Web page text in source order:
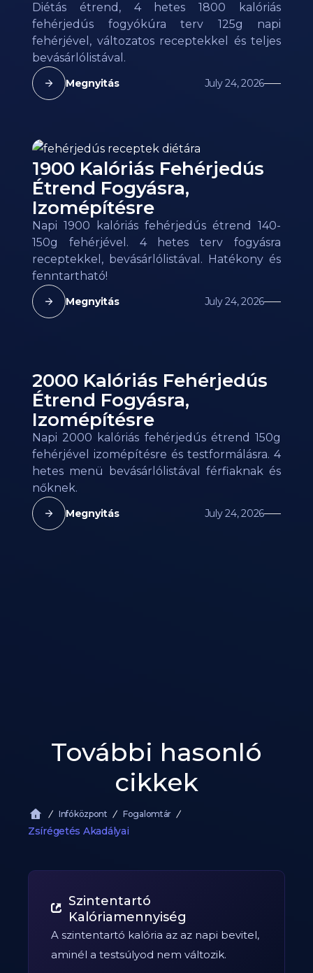
Diétás étrend, 4 hetes 1800 kalóriás
fehérjedús fogyókúra terv 125g napi
fehérjével, változatos receptekkel és teljes
bevásárlólistával.
Megnyitás July 24, 2026
1900 Kalóriás Fehérjedús
Étrend Fogyásra,
Izomépítésre
Napi 1900 kalóriás fehérjedús étrend 140-
150g fehérjével. 4 hetes terv fogyásra
receptekkel, bevásárlólistával. Hatékony és
fenntartható!
Megnyitás July 24, 2026
2000 Kalóriás Fehérjedús
Étrend Fogyásra,
Izomépítésre
Napi 2000 kalóriás fehérjedús étrend 150g
fehérjével izomépítésre és testformálásra. 4
hetes menü bevásárlólistával férfiaknak és
nőknek.
Megnyitás July 24, 2026
További hasonló
cikkek
Infóközpont Fogalomtár
Zsírégetés Akadályai
Szintentartó
Kalóriamennyiség
A szintentartó kalória az az napi bevitel,
aminél a testsúlyod nem változik.